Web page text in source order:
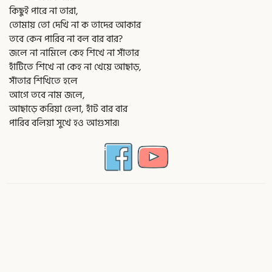
কিছুই পারে না তারা,
তোমায় তো দেখি না ক তাদের আকার
তবে কেন পারিব না বল বার বার?
জলে না নামিলে কেহ শিখে না সাঁতার
হাঁটিতে শিখে না কেহ না খেয়ে আছাড়,
সাঁতার শিখিতে হলে
আগে তবে নাম জলে,
আছাড়ে করিয়া হেলা, হাঁট বার বার
পারিব বলিয়া সুখে হও আগুসার৷